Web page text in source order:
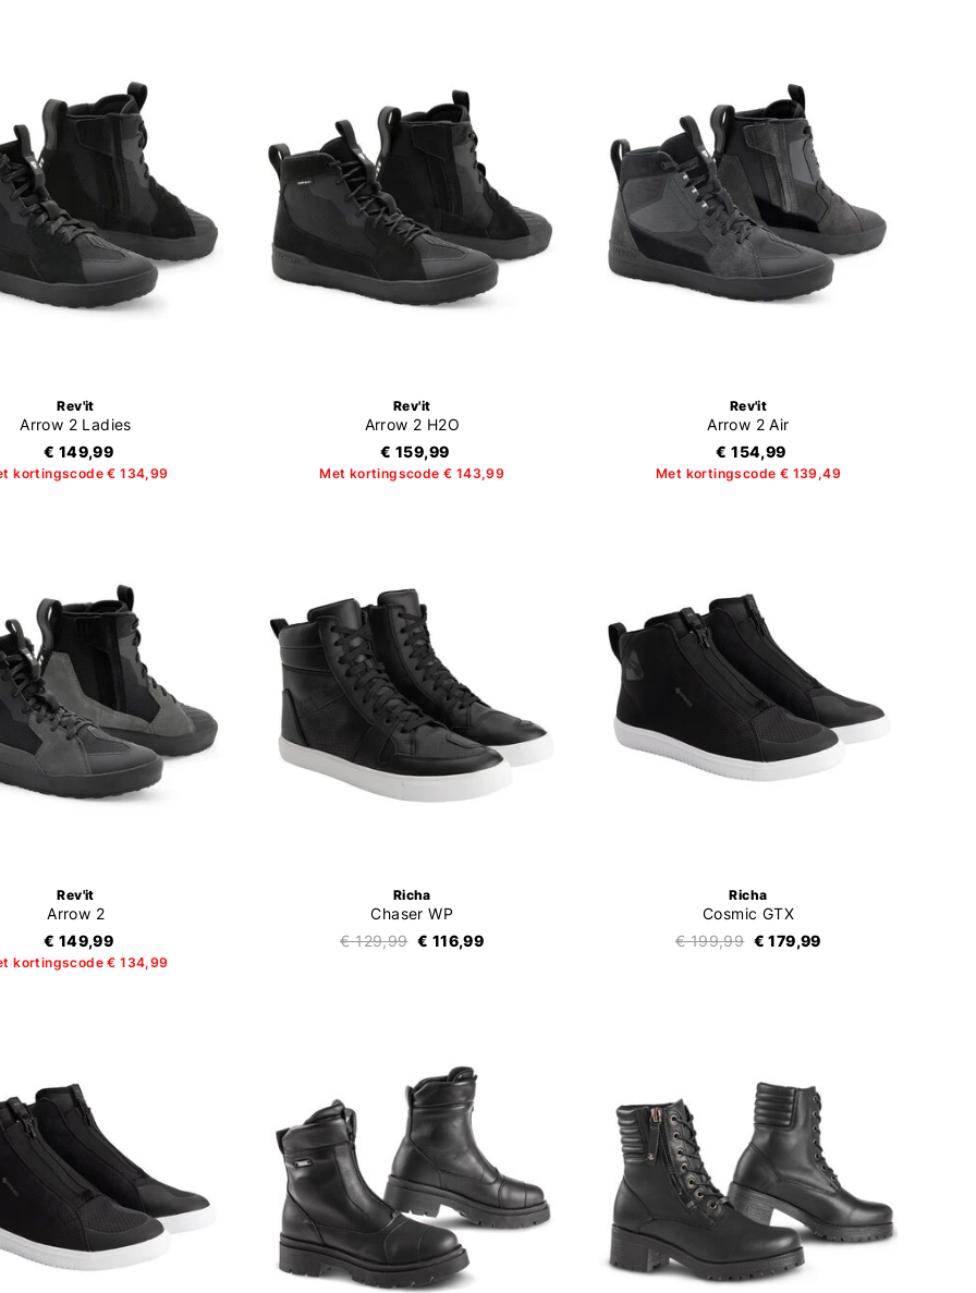
Rev'it
Arrow 2 Ladies
€ 149,99
kortingscode € 134,99
Rev'it
Arrow 2 H2O
€ 159,99
Met kortingscode € 143,99
Rev'it
Arrow 2 Air
€ 154,99
Met kortingscode € 139,49
Rev'it
Arrow 2
€ 149,99
kortingscode € 134,99
Richa
Chaser WP
€ 129,99 € 116,99
Richa
Cosmic GTX
€ 199,99 € 179,99